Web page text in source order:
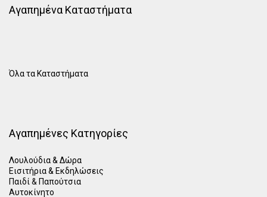
Αγαπημένα Καταστήματα
Όλα τα Καταστήματα
Αγαπημένες Κατηγορίες
Λουλούδια & Δώρα
Εισιτήρια & Εκδηλώσεις
Παιδί & Παπούτσια
Αυτοκίνητο